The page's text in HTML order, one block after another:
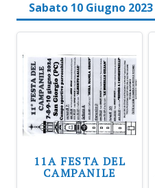
Sabato 10 Giugno 2023
11A FESTA DEL
CAMPANILE